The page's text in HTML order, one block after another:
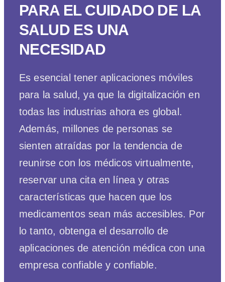
PARA EL CUIDADO DE LA
SALUD ES UNA
NECESIDAD
Es esencial tener aplicaciones móviles
para la salud, ya que la digitalización en
todas las industrias ahora es global.
Además, millones de personas se
sienten atraídas por la tendencia de
reunirse con los médicos virtualmente,
reservar una cita en línea y otras
características que hacen que los
medicamentos sean más accesibles. Por
lo tanto, obtenga el desarrollo de
aplicaciones de atención médica con una
empresa confiable y confiable.